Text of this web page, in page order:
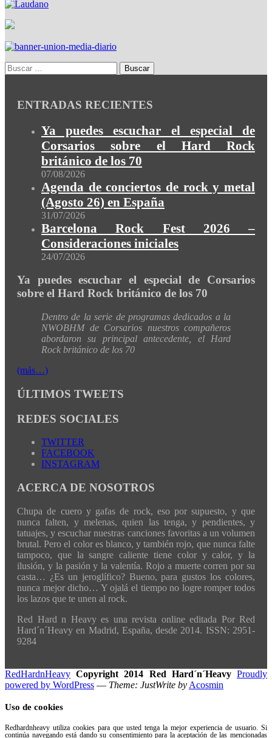
ENTRADAS RECIENTES
Ya puedes escuchar el especial de
Corsarios sobre el Hard Rock
británico de los 70
07/08/2026
Agenda de conciertos de rock y metal
(Agosto 26) en España
31/07/2026
Barcelona Rock Fest 2026 –
Consideraciones iniciales
24/07/2026
Ya puedes escuchar el especial de Corsarios
sobre el Hard Rock británico de los 70
Dentro de la serie de programas dedicados a la
NWOBHM de Corsarios nuestros compañeros
abordaron su principal antecedente, el Hard
Rock británico de los 70
(más…)
ÚLTIMOS TWEETS
REDES SOCIALES
TWITTER
FACEBOOK
INSTAGRAM
ACERCA DE NOSOTROS
Chupa de cuero y gafas de rock, eso por supuesto, y que
nunca falten, y melenas, quien las tenga, y pendientes, y
tatuajes, y escuchar nuestras canciones favoritas a un volumen
brutal. Pero el color es blanco, y también rojo, que nunca falte
tampoco, que la sangre caliente tiene color y calor, y la
ilusión, y la pasión y la valentía. Rojo a muerte corren por su
casta… ¿Es un jeroglífico? Bueno, para gustos los colores,
nunca mejor dicho… Y ojalá el tiempo no logre romper todos
los lazos que te unen al rock.
Red Hard n Heavy es una revista online editada Por Red
Hard´n´Heavy en Madrid, España, desde 2014. ISSN: 2951-
9284
RedHardnHeavy Copyright 2014 Red Hard´n´Heavy Proudly
powered by WordPress — Theme: JustWrite by Acosmin
Uso de cookies
Redhardnheavy utiliza cookies para que usted tenga la mejor experiencia de usuario. Si
continúa navegando está dando su consentimiento para la aceptación de las mencionadas